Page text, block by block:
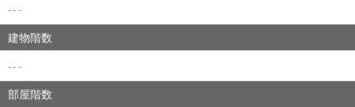
---
建物階数
---
部屋階数